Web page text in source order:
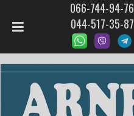
066-744-94-76
044-517-35-87